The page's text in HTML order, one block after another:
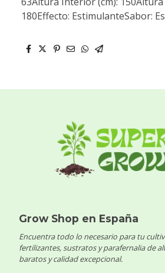
180Effecto: EstimulanteSabor:
Grow Shop en España
Encuentra todo lo necesario para tu
fertilizantes, sustratos y parafernalia de
baratos y calidad excepcional.